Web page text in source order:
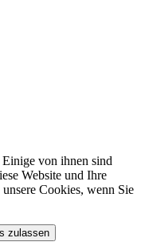
von ihnen sind
Website und Ihre
Cookies, wenn Sie
zulassen